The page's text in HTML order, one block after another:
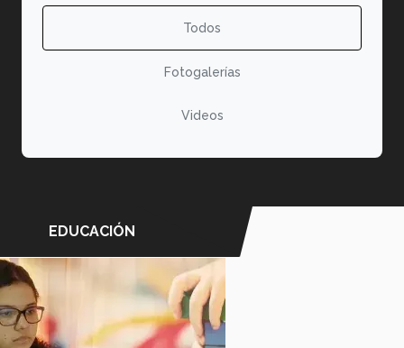
Todos
Fotogalerías
Videos
EDUCACIÓN